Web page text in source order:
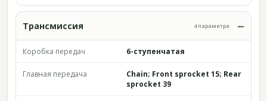
Трансмиссия 4 параметра
Коробка передач 6-ступенчатая
Главная передача
Chain; Front sprocket 15; Rear
sprocket 39